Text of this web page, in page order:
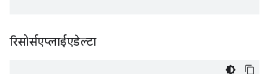
रिसोर्सएप्लाईएडेल्टा